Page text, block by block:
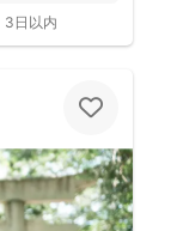
3日以内